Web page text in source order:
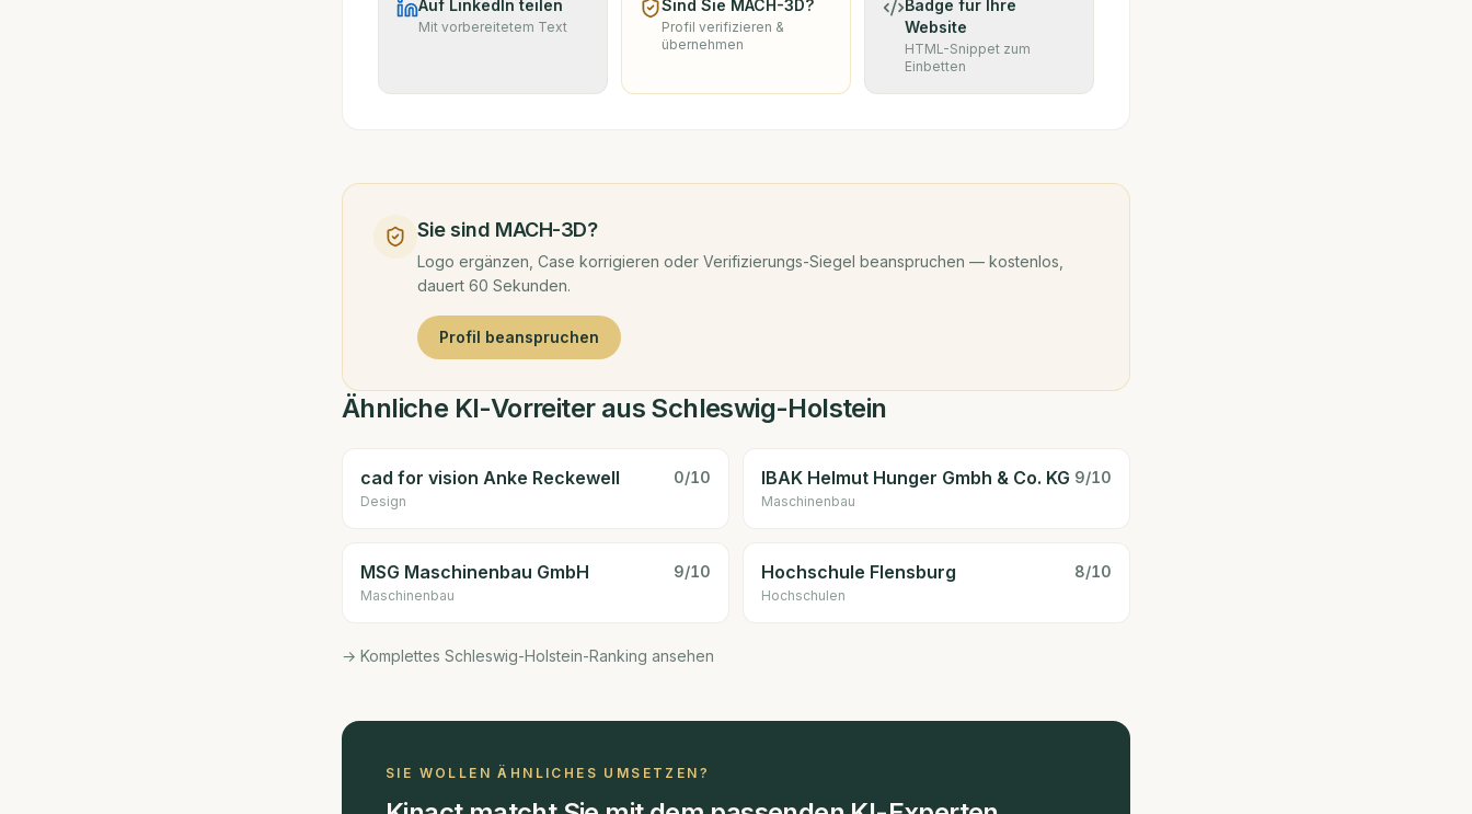
Auf LinkedIn teilen
Mit vorbereitetem Text
Sind Sie MACH-3D?
Profil verifizieren &
übernehmen
Badge für Ihre
Website
HTML-Snippet zum
Einbetten
Sie sind MACH-3D?
Logo ergänzen, Case korrigieren oder Verifizierungs-Siegel beanspruchen — kostenlos,
dauert 60 Sekunden.
Profil beanspruchen
Ähnliche KI-Vorreiter aus Schleswig-Holstein
cad for vision Anke Reckewell 0/10
Design
IBAK Helmut Hunger Gmbh & Co. KG 9/10
Maschinenbau
MSG Maschinenbau GmbH 9/10
Maschinenbau
Hochschule Flensburg 8/10
Hochschulen
→ Komplettes Schleswig-Holstein-Ranking ansehen
SIE WOLLEN ÄHNLICHES UMSETZEN?